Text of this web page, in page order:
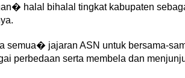
halal bihalal tingkat kabupaten
semua� jajaran ASN untuk bersama-
perbedaan serta membela dan